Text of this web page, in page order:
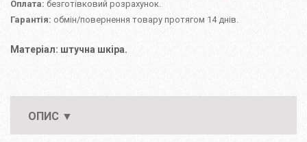
Оплата: безготівковий розрахунок.
Гарантія: обмін/повернення товару протягом 14 днів.
Матеріал: штучна шкіра.
ОПИС ▼